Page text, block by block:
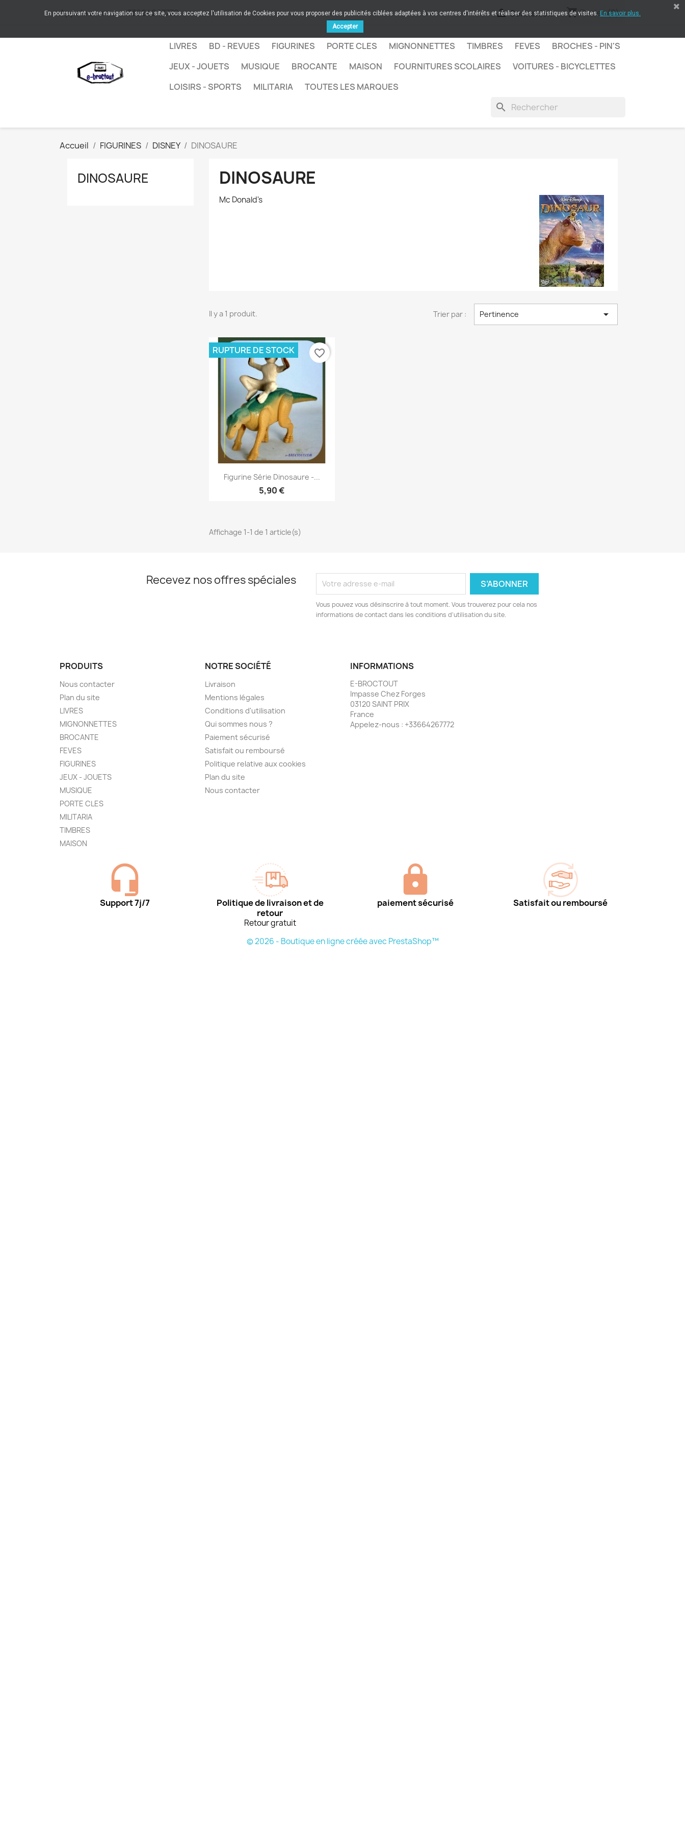
Appelez-nous :+33664267772  Connexion shopping_cartPanier (0)
LIVRES BD - REVUES FIGURINES PORTE CLES MIGNONNETTES TIMBRES FEVES
BROCHES - PIN'S
JEUX - JOUETS
MUSIQUE BROCANTE MAISON FOURNITURES SCOLAIRES
VOITURES - BICYCLETTES
LOISIRS - SPORTS
MILITARIA TOUTES LES MARQUES
search
Accueil FIGURINES DISNEY DINOSAURE
DINOSAURE DINOSAURE
Mc Donald's
Il y a 1 produit. Trier par : Pertinence 
Aperçu rapide
Figurine Série Dinosaure -...
5,90 €
RUPTURE DE STOCK favorite_border
Affichage 1-1 de 1 article(s)
Recevez nos offres spéciales
Vous pouvez vous désinscrire à tout moment. Vous trouverez pour cela nos
informations de contact dans les conditions d'utilisation du site.
PRODUITS
Nous contacter
Plan du site
LIVRES
MIGNONNETTES
BROCANTE
FEVES
FIGURINES
JEUX - JOUETS
MUSIQUE
PORTE CLES
MILITARIA
TIMBRES
MAISON
NOTRE SOCIÉTÉ
Livraison
Mentions légales
Conditions d'utilisation
Qui sommes nous ?
Paiement sécurisé
Satisfait ou remboursé
Politique relative aux cookies
Plan du site
Nous contacter
INFORMATIONS
E-BROCTOUT
Impasse Chez Forges
03120 SAINT PRIX
France
Appelez-nous : +33664267772
Support 7j/7
Politique de livraison et de
retour
Retour gratuit
paiement sécurisé Satisfait ou remboursé
© 2026 - Boutique en ligne créée avec PrestaShop™
En poursuivant votre navigation sur ce site, vous acceptez l'utilisation de Cookies pour vous proposer des publicités ciblées adaptées à vos centres d'intérêts et réaliser des statistiques de visites. En savoir plus.
Accepter